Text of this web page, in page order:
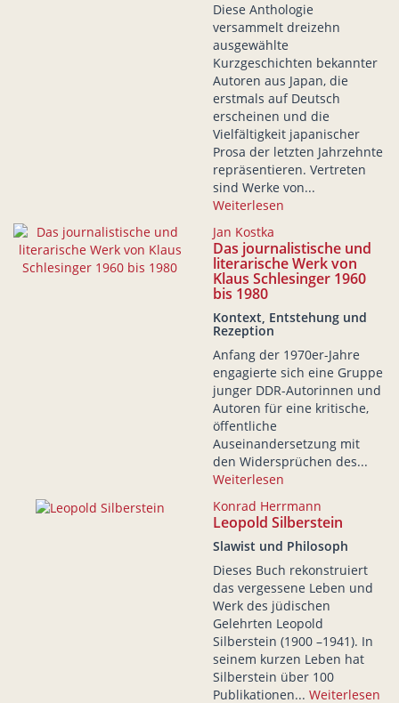
Diese Anthologie
versammelt dreizehn
ausgewählte
Kurzgeschichten bekannter
Autoren aus Japan, die
erstmals auf Deutsch
erscheinen und die
Vielfältigkeit japanischer
Prosa der letzten Jahrzehnte
repräsentieren. Vertreten
sind Werke von...
Weiterlesen
Jan Kostka
Das journalistische und
literarische Werk von
Klaus Schlesinger 1960
bis 1980
Kontext, Entstehung und
Rezeption
Anfang der 1970er-Jahre
engagierte sich eine Gruppe
junger DDR-Autorinnen und
Autoren für eine kritische,
öffentliche
Auseinandersetzung mit
den Widersprüchen des...
Weiterlesen
Konrad Herrmann
Leopold Silberstein
Slawist und Philosoph
Dieses Buch rekonstruiert
das vergessene Leben und
Werk des jüdischen
Gelehrten Leopold
Silberstein (1900 –1941). In
seinem kurzen Leben hat
Silberstein über 100
Publikationen... Weiterlesen